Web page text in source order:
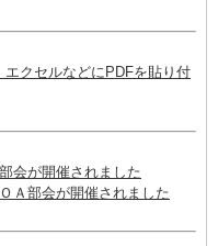
クセルなどにPDFを貼り付
会が開催されました
Ａ部会が開催されました